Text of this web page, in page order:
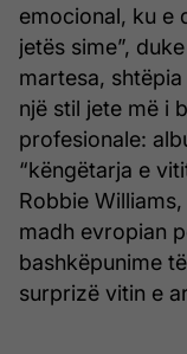
emocional, ku e
jetës sime”,
martesa,
një stil jete më i
profesionale:
“këngëtarja e
Robbie
madh evropian
bashkëpunime
surprizë vitin e